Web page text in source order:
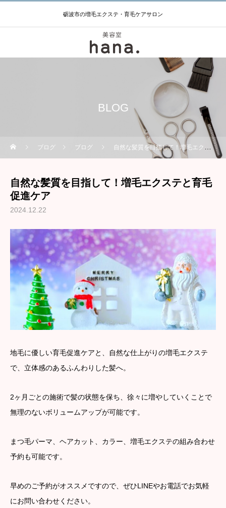
砺波市の増毛エクステ・育毛ケアサロン
BLOG
ブログ ブログ 自然な髪質を目指して！増毛エクステと育毛促進ケア
自然な髪質を目指して！増毛エクステと育毛
促進ケア
2024.12.22
地毛に優しい育毛促進ケアと、自然な仕上がりの増毛エクステ
で、立体感のあるふんわりした髪へ。
2ヶ月ごとの施術で髪の状態を保ち、徐々に増やしていくことで
無理のないボリュームアップが可能です。
まつ毛パーマ、ヘアカット、カラー、増毛エクステの組み合わせ
予約も可能です。
早めのご予約がオススメですので、ぜひLINEやお電話でお気軽
にお問い合わせください。